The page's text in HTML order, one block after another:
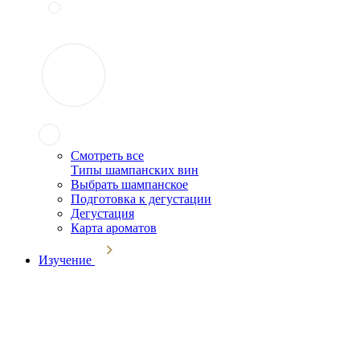
Смотреть все
Типы шампанских вин
Выбрать шампанское
Подготовка к дегустации
Дегустация
Карта ароматов
Изучение